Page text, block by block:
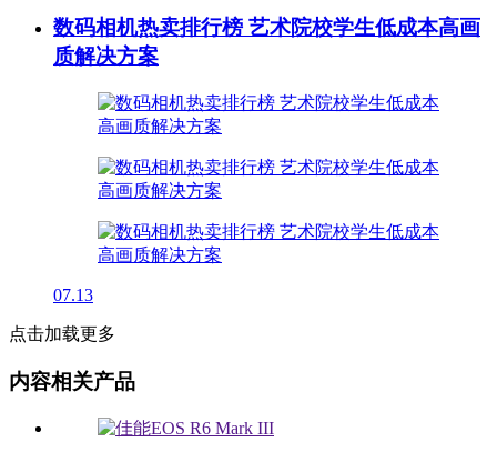
数码相机热卖排行榜 艺术院校学生低成本高画
质解决方案
07.13
点击加载更多
内容相关产品